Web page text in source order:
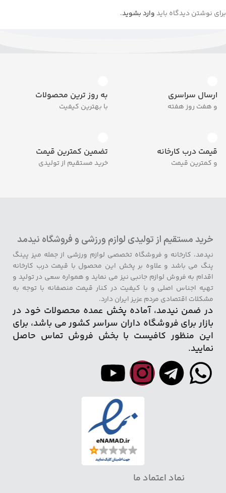
برای نوشتن دیدگاه بایدوارد بشوید.
ارسال سراسری
و هفت روز هفته
به روز ترین محصولات
با بهترین کیفیت
قیمت درب کارخانه
و کمترین قیمت
تضمین کمترین قیمت
خرید مستقیم از تولیدی
خرید مستقیم از تولیدی لوازم ورزشی و فروشگاه نیدمد
نیدمد، کارخانه و فروشگاه تخصصی لوازم ورزشی از جمله میز پینگ
پنگ می باشد و علاوه بر پخش این محصول با قیمت درب کارخانه
اقدام به فروش لوازم جانبی نیز می نماید و همواره سعی در تولید و
تهیه اجناس اصلی و با کیفیت در کنار قیمت منصفانه با توجه به
مشکلات اقتصادی مردم عزیز ایران دارد.
در ضمن نیدمد، آماده پخش عمده محصولات خود در
بازار برای فروشگاه داران سراسر کشور می باشد، برای
این منظور کافیست با بخش فروش تماس حاصل
نمایید.
نماد اعتماد ما